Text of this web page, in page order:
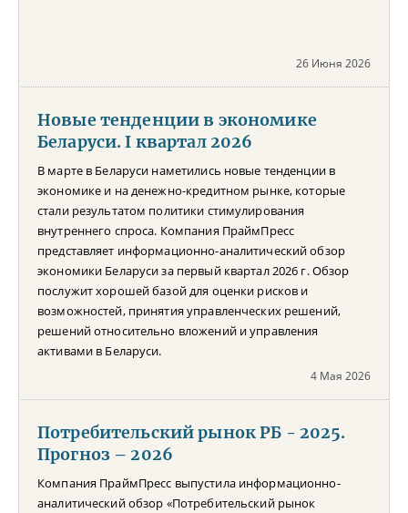
26 Июня 2026
Новые тенденции в экономике
Беларуси. I квартал 2026
В марте в Беларуси наметились новые тенденции в
экономике и на денежно-кредитном рынке, которые
стали результатом политики стимулирования
внутреннего спроса. Компания ПраймПресс
представляет информационно-аналитический обзор
экономики Беларуси за первый квартал 2026 г. Обзор
послужит хорошей базой для оценки рисков и
возможностей, принятия управленческих решений,
решений относительно вложений и управления
активами в Беларуси.
4 Мая 2026
Потребительский рынок РБ - 2025.
Прогноз – 2026
Компания ПраймПресс выпустила информационно-
аналитический обзор «Потребительский рынок